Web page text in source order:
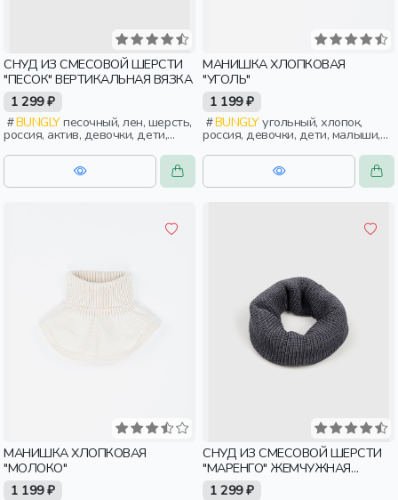
СНУД ИЗ СМЕСОВОЙ ШЕРСТИ
"ПЕСОК" ВЕРТИКАЛЬНАЯ ВЯЗКА
1 299 ₽
BUNGLYпесочный, лен, шерсть,
россия, актив, девочки, дети,
малыши, дошкольники
МАНИШКА ХЛОПКОВАЯ
"УГОЛЬ"
1 199 ₽
BUNGLYугольный, хлопок,
россия, девочки, дети, малыши,
дошкольники
МАНИШКА ХЛОПКОВАЯ
"МОЛОКО"
1 199 ₽
СНУД ИЗ СМЕСОВОЙ ШЕРСТИ
"МАРЕНГО" ЖЕМЧУЖНАЯ
РЕЗИНКА
1 299 ₽